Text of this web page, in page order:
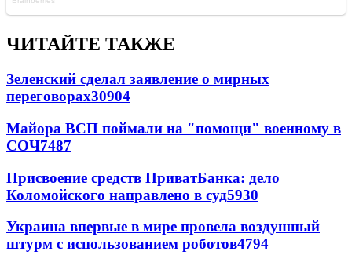
ЧИТАЙТЕ ТАКЖЕ
Зеленский сделал заявление о мирных
переговорах30904
Майора ВСП поймали на "помощи" военному в
СОЧ7487
Присвоение средств ПриватБанка: дело
Коломойского направлено в суд5930
Украина впервые в мире провела воздушный
штурм с использованием роботов4794